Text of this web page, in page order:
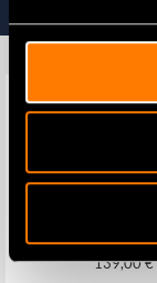
Futech digitaalinen
139,00€